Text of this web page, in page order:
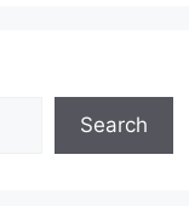
Search